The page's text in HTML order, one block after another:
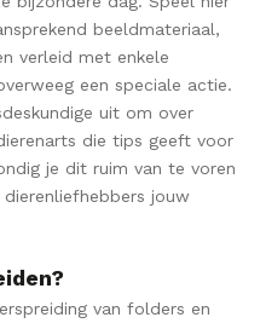
beeldmateriaal,
verleid met enkele
een speciale actie.
uit om over
die tips geeft voor
je dit ruim van te voren
jouw
van folders en